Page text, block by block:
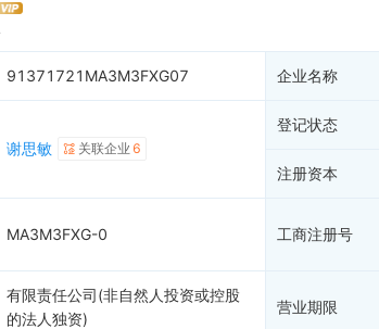
终本案件
询价评估
司法协助
注销备案
91371721MA3M3FXG07 企业名称
谢思敏 关联企业 6
登记状态
注册资本
MA3M3FXG-0 工商注册号
有限责任公司(非自然人投资或控股
的法人独资)
营业期限